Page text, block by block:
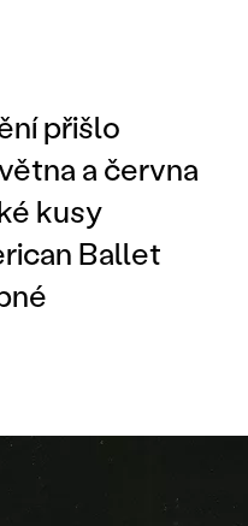
přišlo
a června
kusy
Ballet